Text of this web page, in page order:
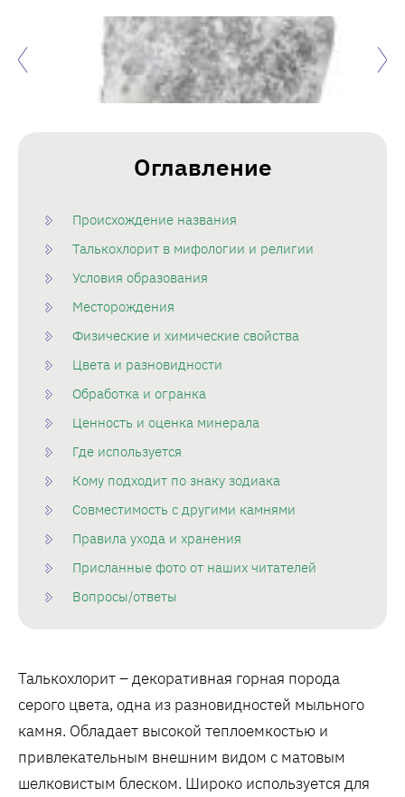
Оглавление
Происхождение названия
Талькохлорит в мифологии и религии
Условия образования
Месторождения
Физические и химические свойства
Цвета и разновидности
Обработка и огранка
Ценность и оценка минерала
Где используется
Кому подходит по знаку зодиака
Совместимость с другими камнями
Правила ухода и хранения
Присланные фото от наших читателей
Вопросы/ответы
Талькохлорит – декоративная горная порода
серого цвета, одна из разновидностей мыльного
камня. Обладает высокой теплоемкостью и
привлекательным внешним видом с матовым
шелковистым блеском. Широко используется для